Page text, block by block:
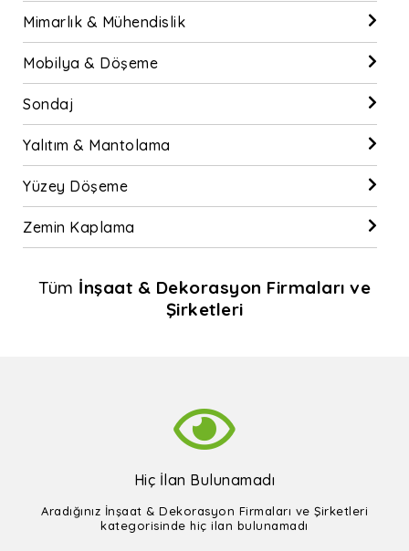
Mimarlık & Mühendislik
Mobilya & Döşeme
Sondaj
Yalıtım & Mantolama
Yüzey Döşeme
Zemin Kaplama
Tüm İnşaat & Dekorasyon Firmaları ve
Şirketleri
Hiç İlan Bulunamadı
Aradığınız İnşaat & Dekorasyon Firmaları ve Şirketleri
kategorisinde hiç ilan bulunamadı